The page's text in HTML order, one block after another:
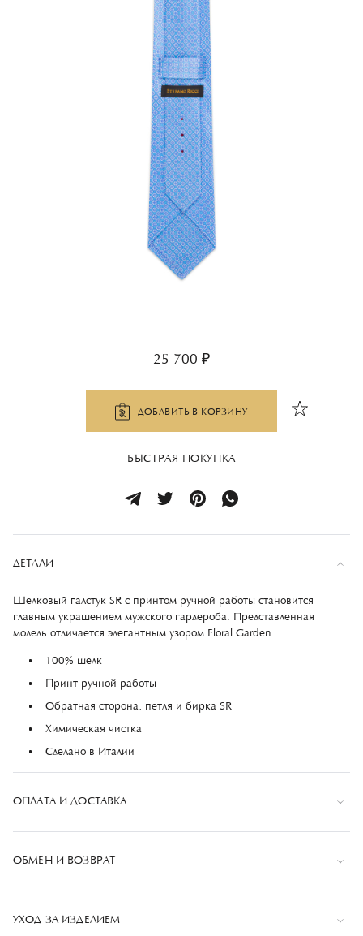
25 700 ₽
ДОБАВИТЬ В КОРЗИНУ
БЫСТРАЯ ПОКУПКА
ДЕТАЛИ
Шелковый галстук SR с принтом ручной работы становится
главным украшением мужского гардероба. Представленная
модель отличается элегантным узором Floral Garden.
100% шелк
Принт ручной работы
Обратная сторона: петля и бирка SR
Химическая чистка
Сделано в Италии
ОПЛАТА И ДОСТАВКА
Оплата
банковские карты: VISA, MasterCard, МИР
ОБМЕН И ВОЗВРАТ
можете вернуть его в течении 14 календарных
УХОД ЗА ИЗДЕЛИЕМ